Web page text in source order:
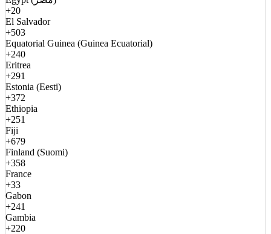
+20
El Salvador
+503
Equatorial Guinea (Guinea Ecuatorial)
+240
Eritrea
+291
Estonia (Eesti)
+372
Ethiopia
+251
Fiji
+679
Finland (Suomi)
+358
France
+33
Gabon
+241
Gambia
+220